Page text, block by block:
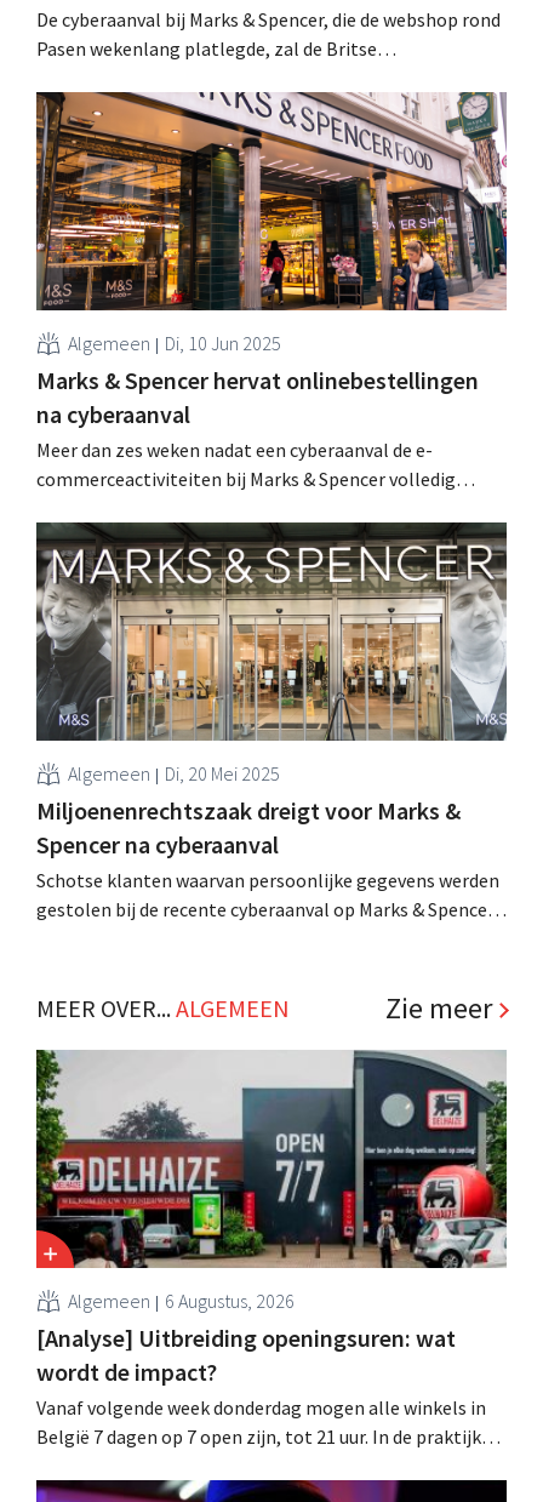
De cyberaanval bij Marks & Spencer, die de webshop rond
Pasen wekenlang platlegde, zal de Britse
Bijgevolg halveerde de winst dit jaar ruimschoots. Een
zware opdoffer voor de keten, die net op goede weg was.
.
Algemeen Di, 10 Jun 2025
Marks & Spencer hervat onlinebestellingen
na cyberaanval
Meer dan zes weken nadat een cyberaanval de e-
commerceactiviteiten bij Marks & Spencer volledig
open. Toch zijn nog niet alle problemen achter de rug. .
Algemeen Di, 20 Mei 2025
Miljoenenrechtszaak dreigt voor Marks &
Spencer na cyberaanval
Schotse klanten waarvan persoonlijke gegevens werden
gestolen bij de recente cyberaanval op Marks & Spencer,
MEER OVER...ALGEMEEN Zie meer
Algemeen 6 Augustus, 2026
[Analyse] Uitbreiding openingsuren: wat
wordt de impact?
Vanaf volgende week donderdag mogen alle winkels in
België 7 dagen op 7 open zijn, tot 21 uur. In de praktijk
arbeidswetgeving een hinderpaal. Is er een gelijk